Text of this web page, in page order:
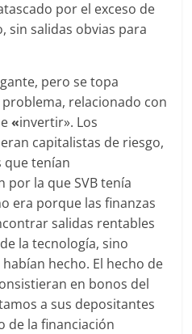
por el exceso de
sin salidas obvias para
pero se topa
relacionado con
«invertir». Los
capitalistas de riesgo,
que tenían
por la que SVB tenía
era porque las finanzas
salidas rentables
la tecnología, sino
hecho. El hecho de
en bonos del
a sus depositantes
de la financiación